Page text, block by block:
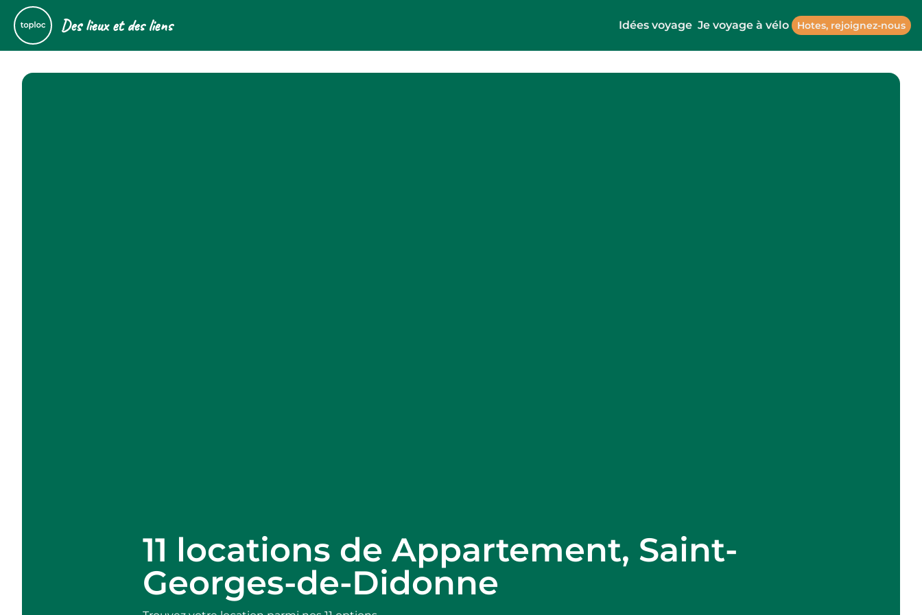
Des lieux et des liens Idées voyage Je voyage à vélo Hotes, rejoignez-nous
11 locations de Appartement, Saint-
Georges-de-Didonne